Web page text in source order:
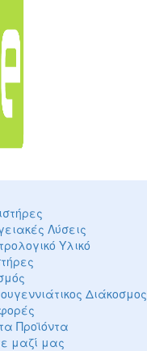
Λύσεις
Υλικό
Διάκοσμος
Προϊόντα
μαζί μας